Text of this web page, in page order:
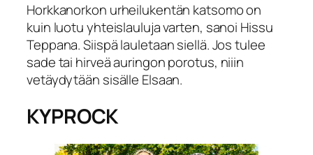
Horkkanorkon urheilukentän katsomo on
kuin luotu yhteislauluja varten, sanoi Hissu
Teppana. Siispä lauletaan siellä. Jos tulee
sade tai hirveä auringon porotus, niiin
vetäydytään sisälle Elsaan.
KYPROCK